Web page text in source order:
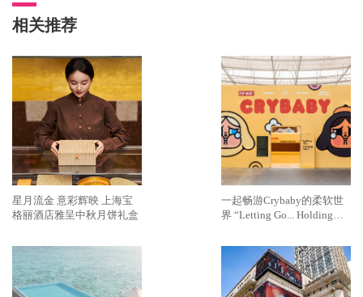
相关推荐
星月流金 意彩辉映 上海宝
格丽酒店雅呈中秋月饼礼盒
一起畅游Crybaby的柔软世
界 “Letting Go... Holding
正式启幕